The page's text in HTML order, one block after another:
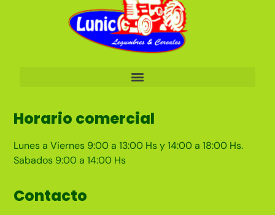
Horario comercial
Lunes a Viernes 9:00 a 13:00 Hs y 14:00 a 18:00 Hs.
Sabados 9:00 a 14:00 Hs
Contacto